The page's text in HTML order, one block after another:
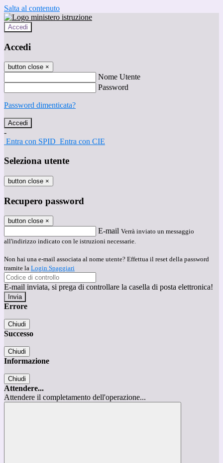
Salta al contenuto
Accedi
Accedi
button close ×
Nome Utente
Password
Password dimenticata?
-
Entra con SPID Entra con CIE
Seleziona utente
button close ×
Recupero password
button close ×
E-mail Verrà inviato un messaggio
all'indirizzo indicato con le istruzioni necessarie.
Non hai una e-mail associata al nome utente? Effettua il reset della password
tramite la Login Spaggiari
E-mail inviata, si prega di controllare la casella di posta elettronica!
Errore
Chiudi
Successo
Chiudi
Informazione
Chiudi
Attendere...
Attendere il completamento dell'operazione...